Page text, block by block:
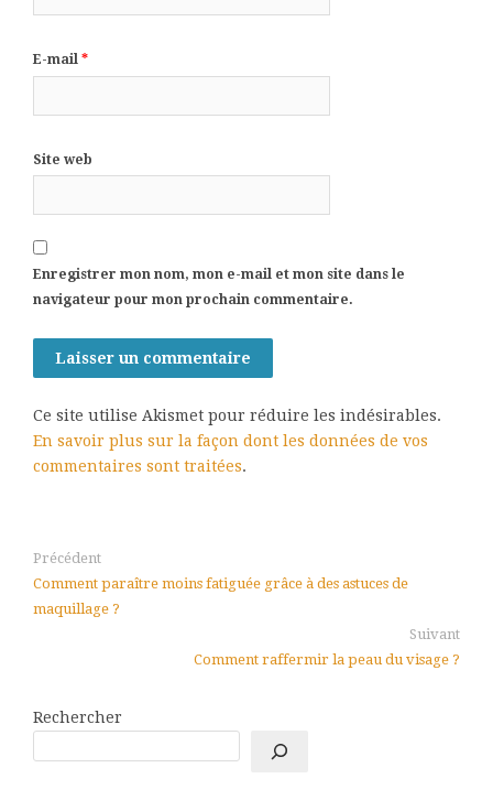
E-mail *
Site web
Enregistrer mon nom, mon e-mail et mon site dans le
navigateur pour mon prochain commentaire.
Ce site utilise Akismet pour réduire les indésirables.
En savoir plus sur la façon dont les données de vos
commentaires sont traitées.
Précédent
Comment paraître moins fatiguée grâce à des astuces de
maquillage ?
Suivant
Comment raffermir la peau du visage ?
Rechercher